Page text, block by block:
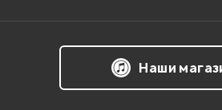
Наши